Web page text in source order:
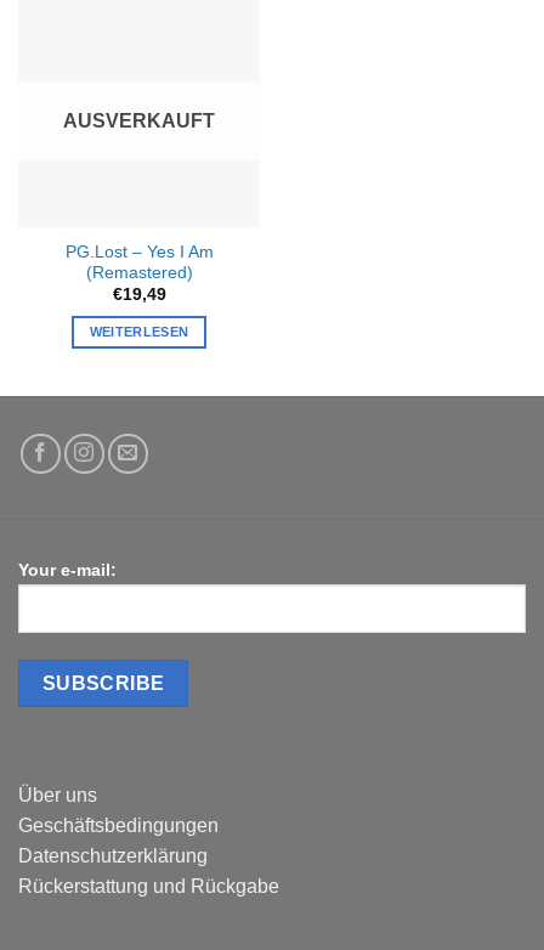
AUSVERKAUFT
PG.Lost – Yes I Am
(Remastered)
€19,49
WEITERLESEN
Your e-mail:
Über uns
Geschäftsbedingungen
Datenschutzerklärung
Rückerstattung und Rückgabe